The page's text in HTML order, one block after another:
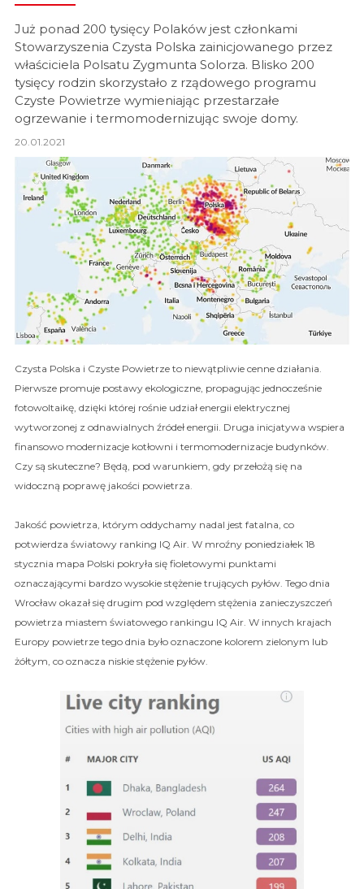
Już ponad 200 tysięcy Polaków jest członkami
Stowarzyszenia Czysta Polska zainicjowanego przez
właściciela Polsatu Zygmunta Solorza. Blisko 200
tysięcy rodzin skorzystało z rządowego programu
Czyste Powietrze wymieniając przestarzałe
ogrzewanie i termomodernizując swoje domy.
20.01.2021
Czysta Polska i Czyste Powietrze to niewątpliwie cenne działania.
Pierwsze promuje postawy ekologiczne, propagując jednocześnie
fotowoltaikę, dzięki której rośnie udział energii elektrycznej
wytworzonej z odnawialnych źródeł energii. Druga inicjatywa wspiera
finansowo modernizacje kotłowni i termomodernizacje budynków.
Czy są skuteczne? Będą, pod warunkiem, gdy przełożą się na
widoczną poprawę jakości powietrza.
Jakość powietrza, którym oddychamy nadal jest fatalna, co
potwierdza światowy ranking IQ Air. W mroźny poniedziałek 18
stycznia mapa Polski pokryła się fioletowymi punktami
oznaczającymi bardzo wysokie stężenie trujących pyłów. Tego dnia
Wrocław okazał się drugim pod względem stężenia zanieczyszczeń
powietrza miastem światowego rankingu IQ Air. W innych krajach
Europy powietrze tego dnia było oznaczone kolorem zielonym lub
żółtym, co oznacza niskie stężenie pyłów.